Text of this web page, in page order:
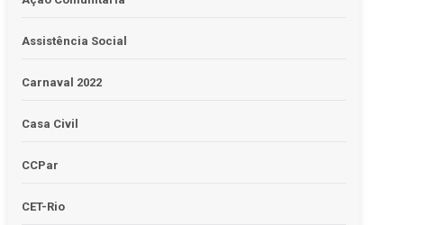
Assistência Social
Carnaval 2022
Casa Civil
CCPar
CET-Rio